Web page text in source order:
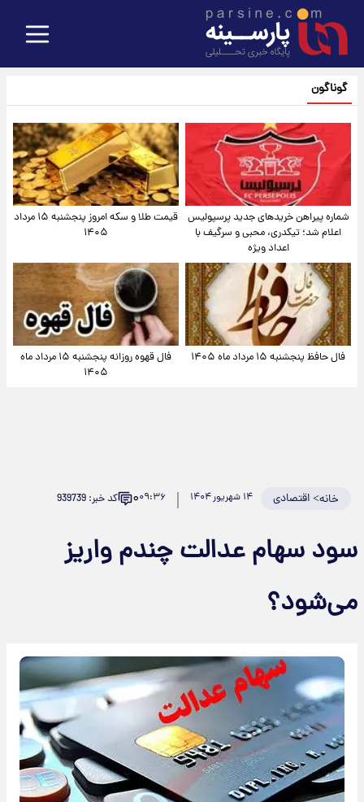
گوناگون
شماره پیراهن خریدهای جدید پرسپولیس
اعلام شد؛ تیکدری، محبی و سرگیف با
اعداد ویژه
قیمت طلا و سکه امروز پنجشنبه ۱۵ مرداد
۱۴۰۵
فال حافظ پنجشنبه ۱۵ مرداد ماه ۱۴۰۵
فال قهوه روزانه پنجشنبه ۱۵ مرداد ماه
۱۴۰۵
خانه>اقتصادی ۱۴ شهریور ۱۴۰۴ ۰۹:۳۶۰ کد خبر: 939739
سود سهام عدالت چندم واریز
می‌شود؟